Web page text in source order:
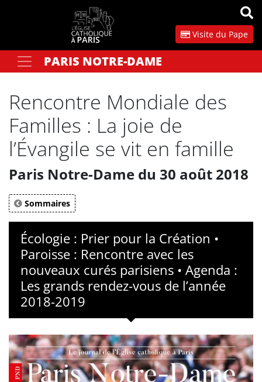
Visite du Pape
Votre recherchePARIS NOTRE-DAME
Rencontre Mondiale des
Familles : La joie de
l’Évangile se vit en famille
Paris Notre-Dame du 30 août 2018
Sommaires
Écologie : Prier pour la Création •
Paroisse : Rencontre avec les
nouveaux curés parisiens • Agenda :
Les grands rendez-vous de l’année
2018-2019
Panneau de gestion des cookies